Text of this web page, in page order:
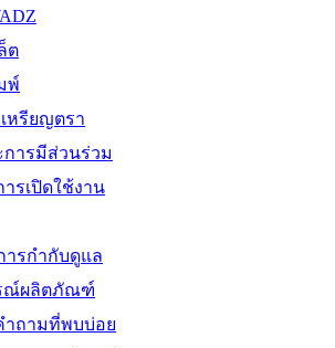
ต
พ์
หรียญตรา
ารมีส่วนร่วม
รเปิดใช้งาน
ารกำกับดูแล
ณ์ผลิตภัณฑ์
ำถามที่พบบ่อย